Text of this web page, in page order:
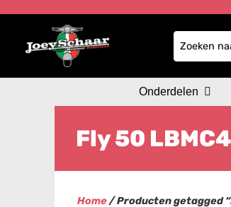
Onderdelen
Fly 50
Home/ Producten getagged